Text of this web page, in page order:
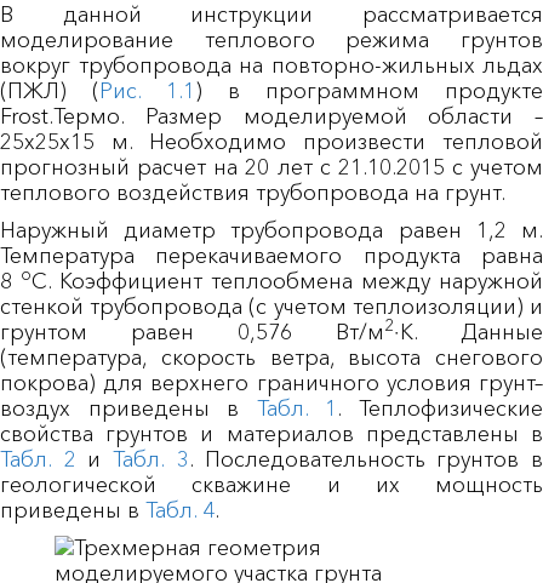
В данной инструкции рассматривается
моделирование теплового режима грунтов
вокруг трубопровода на повторно-жильных льдах
(ПЖЛ) (Рис. 1.1 ) в программном продукте
Frost.Термо. Размер моделируемой области –
25х25х15 м. Необходимо произвести тепловой
прогнозный расчет на 20 лет с 21.10.2015 с учетом
теплового воздействия трубопровода на грунт.
Наружный диаметр трубопровода равен 1,2 м.
Температура перекачиваемого продукта равна
8 оС. Коэффициент теплообмена между наружной
стенкой трубопровода (с учетом теплоизоляции) и
грунтом равен 0,576 Вт/м2∙K. Данные
(температура, скорость ветра, высота снегового
покрова) для верхнего граничного условия грунт–
воздух приведены в Табл. 1 . Теплофизические
свойства грунтов и материалов представлены в
Табл. 2 иТабл. 3. Последовательность грунтов в
геологической скважине и их мощность
приведены в Табл. 4.